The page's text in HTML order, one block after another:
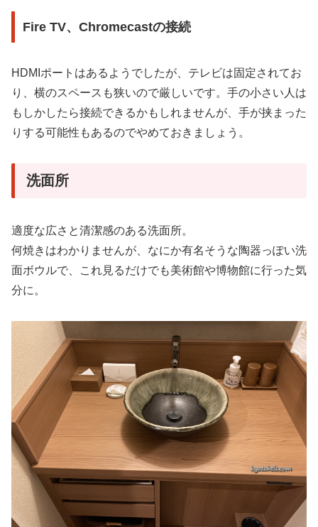
Fire TV、Chromecastの接続
HDMIポートはあるようでしたが、テレビは固定されてお
り、横のスペースも狭いので厳しいです。手の小さい人は
もしかしたら接続できるかもしれませんが、手が挟まった
りする可能性もあるのでやめておきましょう。
洗面所
適度な広さと清潔感のある洗面所。
何焼きはわかりませんが、なにか有名そうな陶器っぽい洗
面ボウルで、これ見るだけでも美術館や博物館に行った気
分に。